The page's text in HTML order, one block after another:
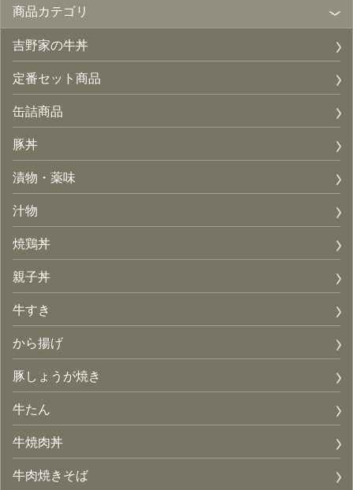
商品カテゴリ
吉野家の牛丼
定番セット商品
缶詰商品
豚丼
漬物・薬味
汁物
焼鶏丼
親子丼
牛すき
から揚げ
豚しょうが焼き
牛たん
牛焼肉丼
牛肉焼きそば